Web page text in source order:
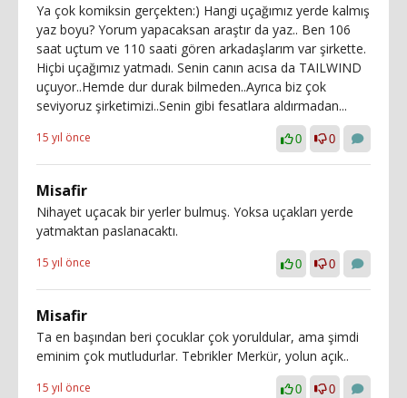
Ya çok komiksin gerçekten:) Hangi uçağımız yerde kalmış
yaz boyu? Yorum yapacaksan araştır da yaz.. Ben 106
saat uçtum ve 110 saati gören arkadaşlarım var şirkette.
Hiçbi uçağımız yatmadı. Senin canın acısa da TAILWIND
uçuyor..Hemde dur durak bilmeden..Ayrıca biz çok
seviyoruz şirketimizi..Senin gibi fesatlara aldırmadan...
15 yıl önce 0 0
Misafir
Nihayet uçacak bir yerler bulmuş. Yoksa uçakları yerde
yatmaktan paslanacaktı.
15 yıl önce 0 0
Misafir
Ta en başından beri çocuklar çok yoruldular, ama şimdi
eminim çok mutludurlar. Tebrikler Merkür, yolun açık..
15 yıl önce 0 0